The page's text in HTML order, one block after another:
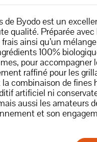
de Byodo est un
qualité. Préparée
ainsi qu’un
100%
pour accompagner
raffiné pour les
combinaison de
artificiel ni
aussi les amateurs
et son